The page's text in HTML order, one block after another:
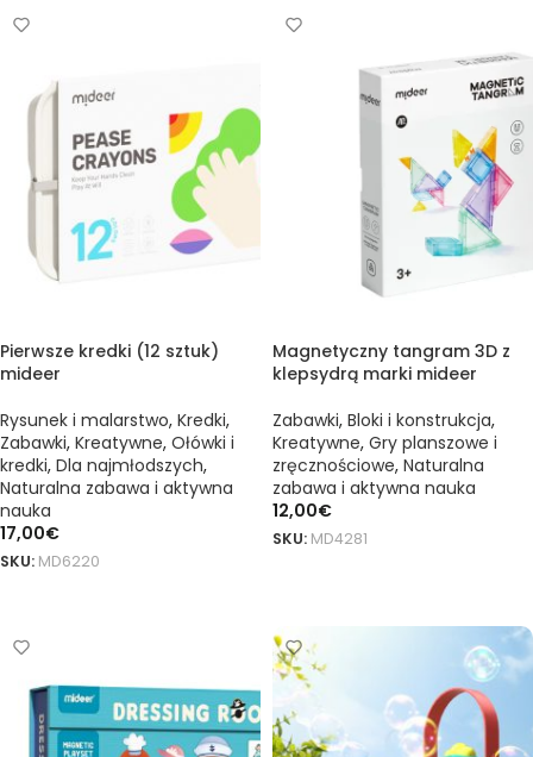
Pierwsze kredki (12 sztuk)
mideer
Rysunek i malarstwo, Kredki,
Zabawki, Kreatywne, Ołówki i
kredki, Dla najmłodszych,
Naturalna zabawa i aktywna
nauka
17,00€
SKU: MD6220
Magnetyczny tangram 3D z
klepsydrą marki mideer
Zabawki, Bloki i konstrukcja,
Kreatywne, Gry planszowe i
zręcznościowe, Naturalna
zabawa i aktywna nauka
12,00€
SKU: MD4281